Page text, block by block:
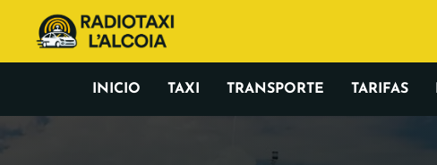
INICIO TAXI TRANSPORTE TARIFAS